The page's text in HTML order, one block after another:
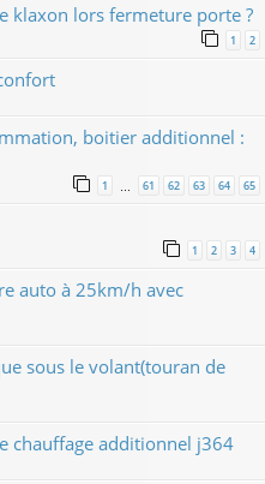
klaxon lors fermeture porte ?
1 2
boitier additionnel :
1 … 61 62 63 64 65
1 2 3 4
auto à 25km/h avec
sous le volant(touran de
chauffage additionnel j364